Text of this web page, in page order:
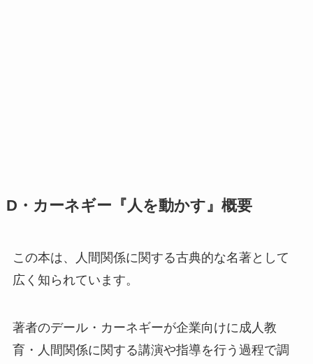
D・カーネギー『人を動かす』概要
この本は、人間関係に関する古典的な名著として
広く知られています。
著者のデール・カーネギーが企業向けに成人教
育・人間関係に関する講演や指導を行う過程で調